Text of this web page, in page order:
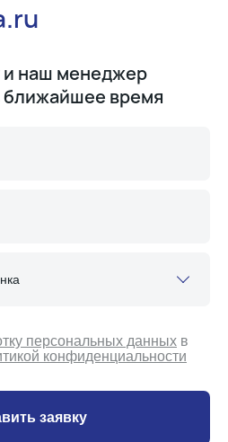
наш менеджер
ближайшее время
персональных данных в
конфиденциальности
заявку